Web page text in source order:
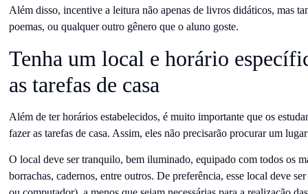
Além disso, incentive a leitura não apenas de livros didáticos, mas
poemas, ou qualquer outro gênero que o aluno goste.
Tenha um local e horário
as tarefas de casa
Além de ter horários estabelecidos, é muito importante que os
fazer as tarefas de casa. Assim, eles não precisarão procurar um
O local deve ser tranquilo, bem iluminado, equipado com todos os
borrachas, cadernos, entre outros. De preferência, esse local deve